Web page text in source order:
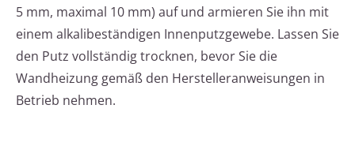
5 mm, maximal 10 mm) auf und armieren Sie ihn mit
einem alkalibeständigen Innenputzgewebe. Lassen Sie
den Putz vollständig trocknen, bevor Sie die
Wandheizung gemäß den Herstelleranweisungen in
Betrieb nehmen.